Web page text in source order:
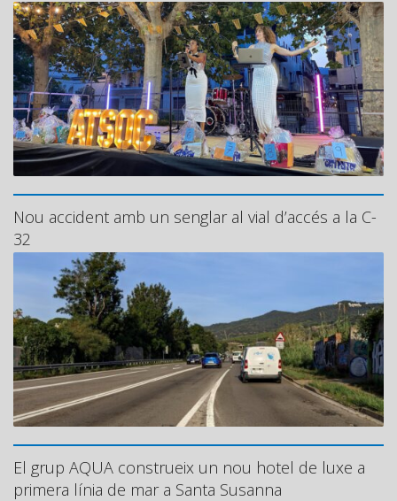
Nou accident amb un senglar al vial d’accés a la C-
32
El grup AQUA construeix un nou hotel de luxe a
primera línia de mar a Santa Susanna